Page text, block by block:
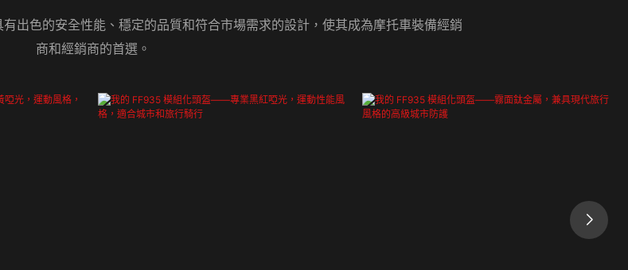
出色的安全性能、穩定的品質和符合市場需求的設計，使其成為摩托車裝備經銷
商和經銷商的首選。